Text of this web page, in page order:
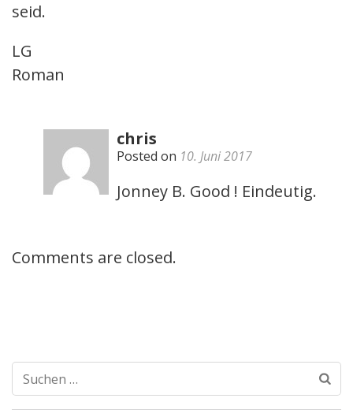
seid.
LG
Roman
chris
Posted on 10. Juni 2017
Jonney B. Good ! Eindeutig.
Comments are closed.
Suchen
nach: